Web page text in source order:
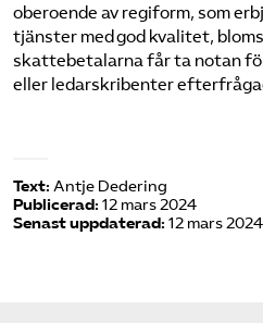
oberoende av regiform, som
tjänster med god kvalitet,
skattebetalarna får ta notan
eller ledarskribenter
Text: Antje Dedering
Publicerad: 12 mars 2024
Senast uppdaterad: 12 mars 2024